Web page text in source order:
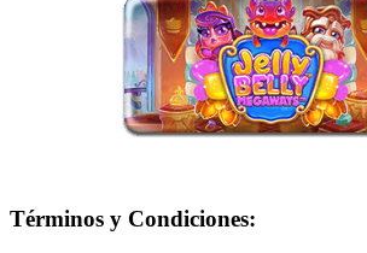
Términos y Condiciones: